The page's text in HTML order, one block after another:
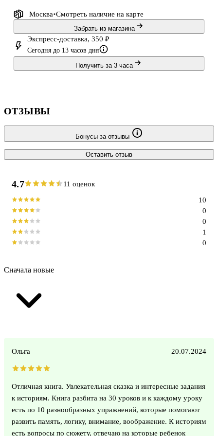
Москва Смотреть наличие на карте
Забрать из магазина
Экспресс-доставка, 350 ₽
Сегодня до 13 часов дня
Получить за 3 часа
ОТЗЫВЫ
Бонусы за отзывы
Оставить отзыв
4.7 11 оценок
0
1
0
0
10
Сначала новые
Ольга 20.07.2024
Отличная книга. Увлекательная сказка и интересные задания
к историям. Книга разбита на 30 уроков и к каждому уроку
есть по 10 разнообразных упражнений, которые помогают
развить память, логику, внимание, воображение. К историям
есть вопросы по сюжету, отвечаю на которые ребенок